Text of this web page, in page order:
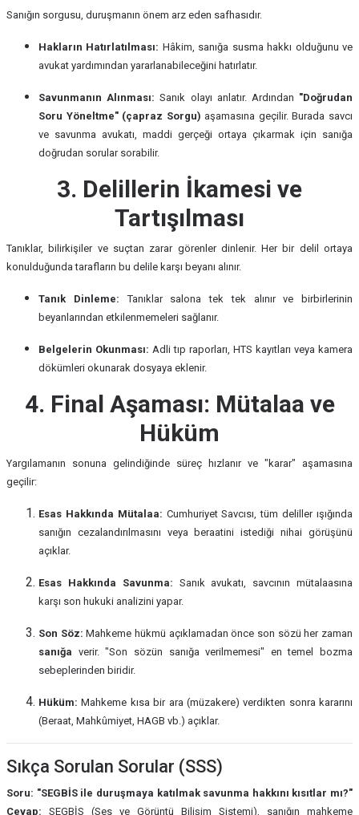
Sanığın sorgusu, duruşmanın önem arz eden safhasıdır.
Hakların Hatırlatılması: Hâkim, sanığa susma hakkı olduğunu ve
avukat yardımından yararlanabileceğini hatırlatır.
Savunmanın Alınması: Sanık olayı anlatır. Ardından "Doğrudan
Soru Yöneltme" (çapraz Sorgu) aşamasına geçilir. Burada savcı
ve savunma avukatı, maddi gerçeği ortaya çıkarmak için sanığa
doğrudan sorular sorabilir.
3. Delillerin İkamesi ve
Tartışılması
Tanıklar, bilirkişiler ve suçtan zarar görenler dinlenir. Her bir delil ortaya
konulduğunda tarafların bu delile karşı beyanı alınır.
Tanık Dinleme: Tanıklar salona tek tek alınır ve birbirlerinin
beyanlarından etkilenmemeleri sağlanır.
Belgelerin Okunması: Adli tıp raporları, HTS kayıtları veya kamera
dökümleri okunarak dosyaya eklenir.
4. Final Aşaması: Mütalaa ve
Hüküm
Yargılamanın sonuna gelindiğinde süreç hızlanır ve "karar" aşamasına
geçilir:
Esas Hakkında Mütalaa: Cumhuriyet Savcısı, tüm deliller ışığında
sanığın cezalandırılmasını veya beraatini istediği nihai görüşünü
açıklar.
Esas Hakkında Savunma: Sanık avukatı, savcının mütalaasına
karşı son hukuki analizini yapar.
Son Söz: Mahkeme hükmü açıklamadan önce son sözü her zaman
sanığa verir. "Son sözün sanığa verilmemesi" en temel bozma
sebeplerinden biridir.
Hüküm: Mahkeme kısa bir ara (müzakere) verdikten sonra kararını
(Beraat, Mahkûmiyet, HAGB vb.) açıklar.
Sıkça Sorulan Sorular (SSS)
Soru: "SEGBİS ile duruşmaya katılmak savunma hakkını kısıtlar mı?"
Cevap: SEGBİS (Ses ve Görüntü Bilişim Sistemi), sanığın mahkeme